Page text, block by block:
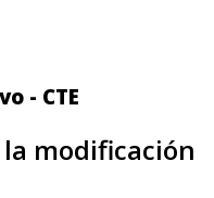
- CTE
modificación